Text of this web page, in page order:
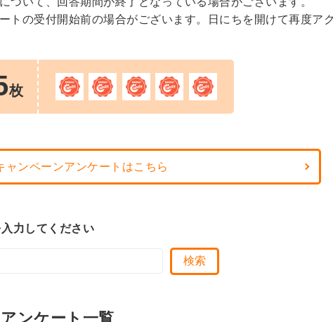
トの受付開始前の場合がございます。日にちを開けて再度ア
枚
ャンペーンアンケートはこちら
力してください
アンケート一覧